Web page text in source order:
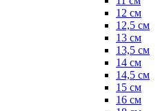
12 см
12,5 см
13 см
13,5 см
14 см
14,5 см
15 см
16 см